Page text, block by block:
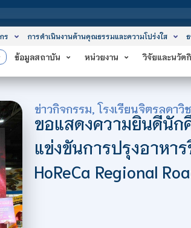
สถาบันเทคโ
ร การดำเนินงานด้านคุณธรรมและความโปร่งใส
ข้อมูลสถาบัน หน่วยงาน วิจัยและนวัต
ข่าวกิจกรรม,โรงเรียนจิตรลดาวิ
ขอแสดงความยินดีนัก
แข่งขันการปรุงอาหา
HoReCa Regional